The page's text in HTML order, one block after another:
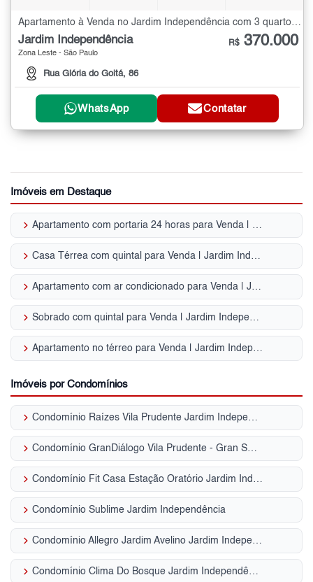
Apartamento à Venda no Jardim Independência com 3 quartos - 60 m²
Jardim Independência
Zona Leste - São Paulo
Rua Glória do Goitá, 86
R$ 370.000
WhatsApp Contatar
Imóveis em Destaque
keyboard_arrow_right Apartamento com portaria 24 horas para Venda | Jardim Independência
keyboard_arrow_right Casa Térrea com quintal para Venda | Jardim Independência
keyboard_arrow_right Apartamento com ar condicionado para Venda | Jardim Independência
keyboard_arrow_right Sobrado com quintal para Venda | Jardim Independência
keyboard_arrow_right Apartamento no térreo para Venda | Jardim Independência
Imóveis por Condomínios
keyboard_arrow_right Condomínio Raízes Vila Prudente Jardim Independência
keyboard_arrow_right Condomínio GranDiálogo Vila Prudente - Gran Smart Jardim Independência
keyboard_arrow_right Condomínio Fit Casa Estação Oratório Jardim Independência
keyboard_arrow_right Condomínio Sublime Jardim Independência
keyboard_arrow_right Condomínio Allegro Jardim Avelino Jardim Independência
keyboard_arrow_right Condomínio Clima Do Bosque Jardim Independência